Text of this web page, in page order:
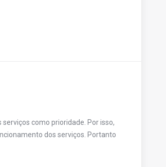
como prioridade. Por isso,
dos serviços. Portanto